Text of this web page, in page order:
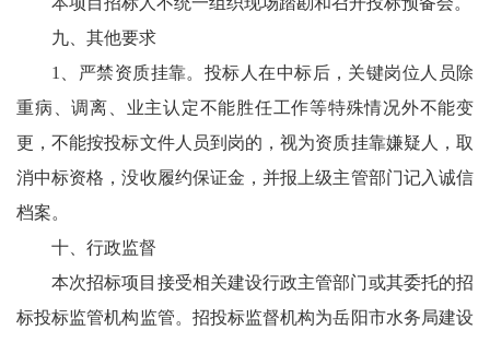
九、其他要求
1、严禁资质挂靠。投标人在中标后，关键岗位人员除
重病、调离、业主认定不能胜任工作等特殊情况外不能变
更，不能按投标文件人员到岗的，视为资质挂靠嫌疑人，取
消中标资格，没收履约保证金，并报上级主管部门记入诚信
档案。
十、行政监督
本次招标项目接受相关建设行政主管部门或其委托的招
标投标监管机构监管。招投标监督机构为岳阳市水务局建设